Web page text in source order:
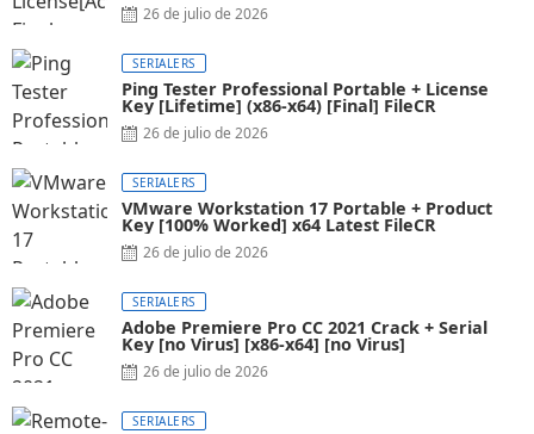
26 de julio de 2026
SERIALERS
Ping Tester Professional Portable + License
Key [Lifetime] (x86-x64) [Final] FileCR
26 de julio de 2026
SERIALERS
VMware Workstation 17 Portable + Product
Key [100% Worked] x64 Latest FileCR
26 de julio de 2026
SERIALERS
Adobe Premiere Pro CC 2021 Crack + Serial
Key [no Virus] [x86-x64] [no Virus]
26 de julio de 2026
SERIALERS